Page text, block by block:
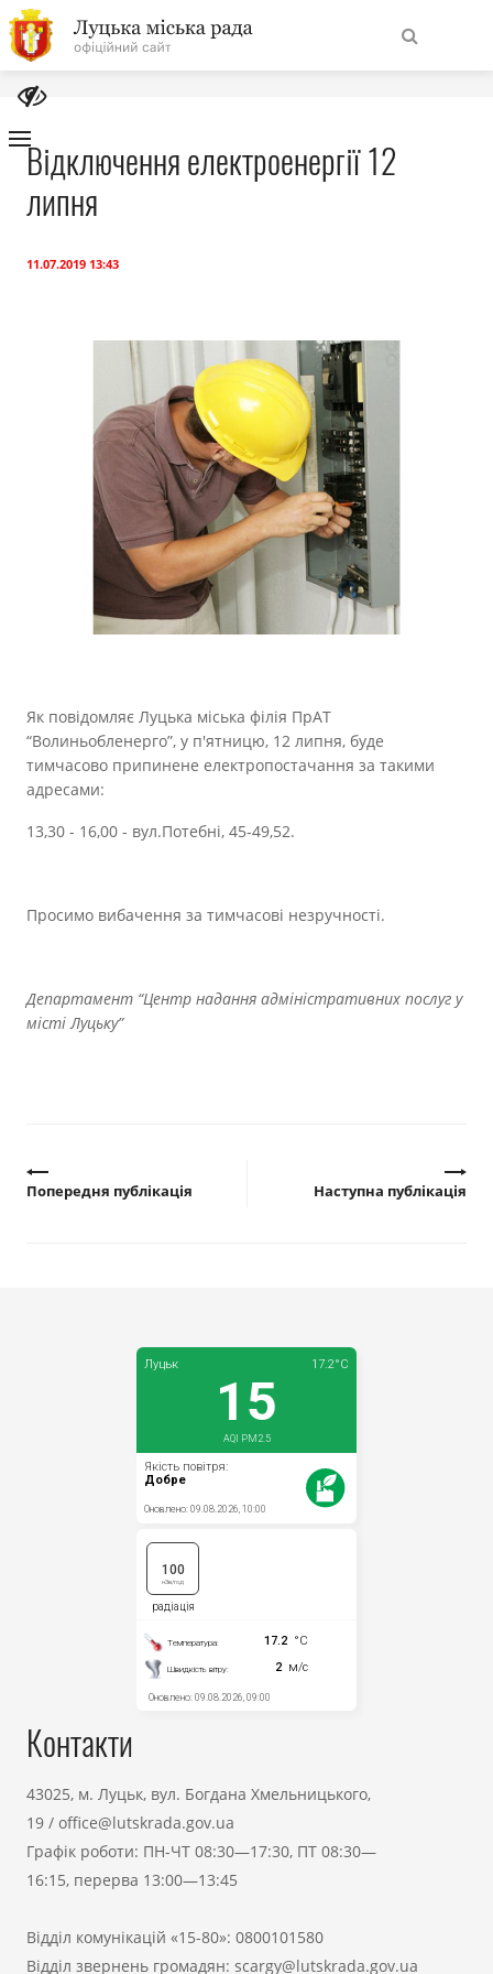
На
головну
Бюджет
Публічна інформація
Прозорість влади
Документи
Відключення електроенергії 12
липня
11.07.2019 13:43
Як повідомляє Луцька міська філія ПрАТ
“Волиньобленерго”, у п'ятницю, 12 липня, буде
тимчасово припинене електропостачання за такими
адресами:
13,30 - 16,00 - вул.Потебні, 45-49,52.
Просимо вибачення за тимчасові незручності.
Департамент “Центр надання адміністративних послуг у
місті Луцьку”
Попередня публікація Наступна публікація
Контакти
43025, м. Луцьк, вул. Богдана Хмельницького,
19 / office@lutskrada.gov.ua
Графік роботи: ПН-ЧТ 08:30—17:30, ПТ 08:30—
16:15, перерва 13:00—13:45
Відділ комунікацій «15-80»: 0800101580
Відділ звернень громадян: scargy@lutskrada.gov.ua